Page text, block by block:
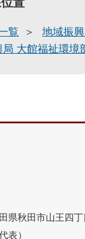
覧 地域振
大館福祉環境
県秋田市山王四丁
表）